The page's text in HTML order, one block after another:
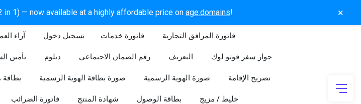
1) — now available at a highly affordable price on age.domains! ×
آراء تسجيل دخول​ فاتورة خدمات فاتورة المرافق التجارية
تأمين دبلوم رقم الضمان الاجتماعي التعريف جواز سفر فوتو لوك
بطاقة صورة بطاقة الهوية الرسمية صورة الهوية الرسمية تصريح الإقامة
فاتورة الضرائب شهادة المنتج بطاقة الوصول خليط / مزيج